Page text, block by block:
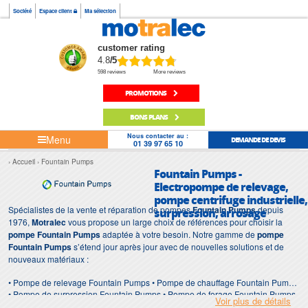
Société Espace client Ma sélection
customer rating
4.8/5
598 reviews More reviews
PROMOTIONS
BONS PLANS
Menu Nous contacter au :
01 39 97 65 10 DEMANDE DE DEVIS
Accueil Fountain Pumps
Fountain Pumps -
Electropompe de relevage,
pompe centrifuge industrielle,
surpression, arrosage
Spécialistes de la vente et réparation de pompesFountain Pumpsdepuis
1976, Motralecvous propose un large choix de références pour choisir la
pompe Fountain Pumpsadaptée à votre besoin. Notre gamme depompe
Fountain Pumpss’étend jour après jour avec de nouvelles solutions et de
nouveaux matériaux :
• Pompe de relevage Fountain Pumps • Pompe de chauffage Fountain Pumps
• Pompe de surpression Fountain Pumps • Pompe de forage Fountain Pumps
• Pompe d'intervention Fountain Pumps • Pompe de chantier Fountain Pumps
Voir plus de détails